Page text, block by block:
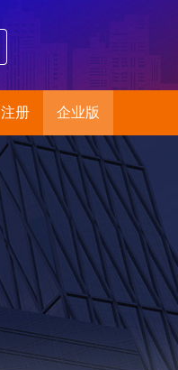
注册 企业版